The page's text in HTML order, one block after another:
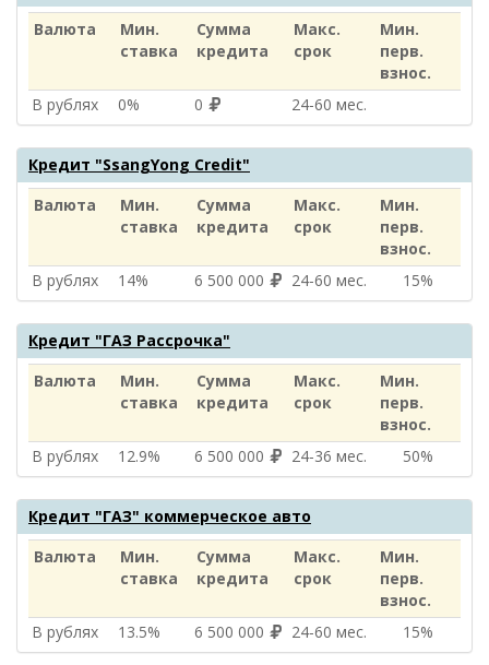
Валюта
Мин.
ставка
Сумма
кредита
Макс.
срок
Мин.
перв.
взнос.
В рублях
0% 0 24‑60 мес.
Кредит "SsangYong Credit"
Валюта
Мин.
ставка
Сумма
кредита
Макс.
срок
Мин.
перв.
взнос.
В рублях
14% 6 500 000 24‑60 мес. 15%
Кредит "ГАЗ Рассрочка"
Валюта
Мин.
ставка
Сумма
кредита
Макс.
срок
Мин.
перв.
взнос.
В рублях
12.9% 6 500 000 24‑36 мес. 50%
Кредит "ГАЗ" коммерческое авто
Валюта
Мин.
ставка
Сумма
кредита
Макс.
срок
Мин.
перв.
взнос.
В рублях
13.5% 6 500 000 24‑60 мес. 15%